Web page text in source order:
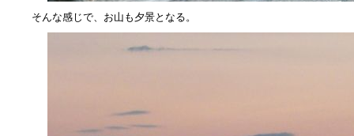
そんな感じで、お山も夕景となる。